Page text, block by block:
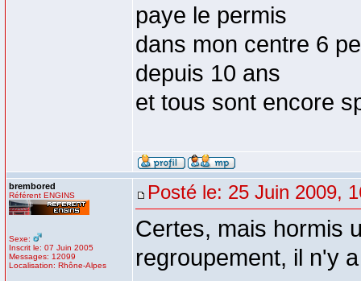
paye le permis
dans mon centre 6
depuis 10 ans
et tous sont encore
brembored
Référent ENGINS
Sexe:
Inscrit le: 07 Juin 2005
Messages: 12099
Localisation: Rhône-Alpes
Posté le: 25 Juin 2009,
Certes, mais hormis
regroupement, il n'y